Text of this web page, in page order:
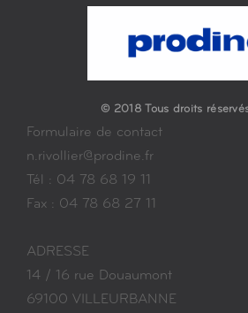
© 2018 Tous droits
Formulaire de contact
n.rivollier@prodine.fr
Tél : 04 78 68 19 11
Fax : 04 78 68 27 11
ADRESSE
14 / 16 rue Douaumont
69100 VILLEURBANNE